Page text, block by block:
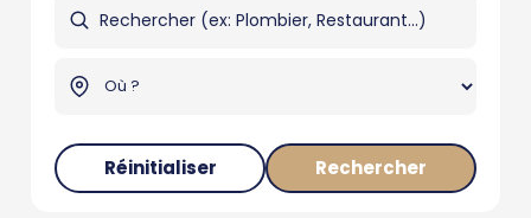
Réinitialiser Rechercher